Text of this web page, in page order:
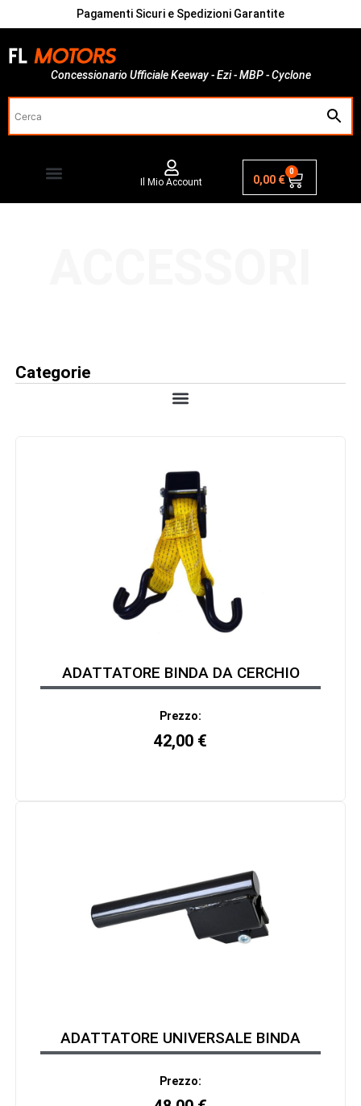
Pagamenti Sicuri e Spedizioni Garantite
Concessionario Ufficiale Keeway - Ezi - MBP - Cyclone
Il Mio Account 0,00 €
0
Categorie
ADATTATORE BINDA DA CERCHIO
Prezzo:
42,00 €
ADATTATORE UNIVERSALE BINDA
Prezzo: